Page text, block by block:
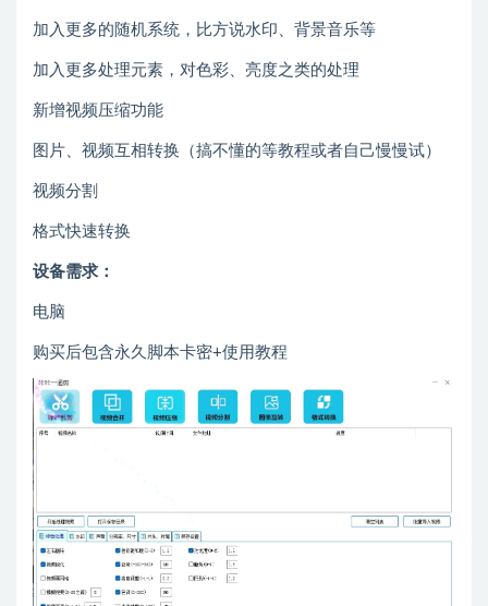
加入更多的随机系统，比方说水印、背景音乐等
加入更多处理元素，对色彩、亮度之类的处理
新增视频压缩功能
图片、视频互相转换（搞不懂的等教程或者自己慢慢试）
视频分割
格式快速转换
设备需求：
电脑
购买后包含永久脚本卡密+使用教程